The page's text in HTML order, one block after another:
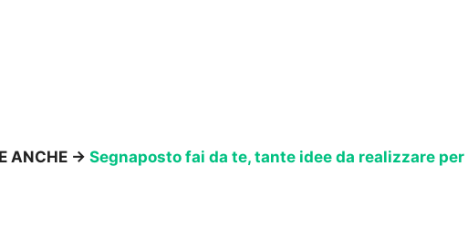
ANCHE -> Segnaposto fai da te, tante idee da realizzare per